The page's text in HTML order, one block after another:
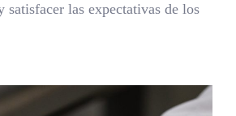
satisfacer las expectativas de los